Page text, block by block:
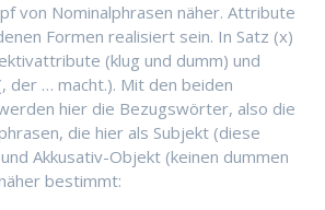
von Nominalphrasen näher. Attribute
Formen realisiert sein. In Satz (x)
(klug und dumm) und
der … macht.). Mit den beiden
hier die Bezugswörter, also die
die hier als Subjekt (diese
Akkusativ-Objekt (keinen dummen
bestimmt: